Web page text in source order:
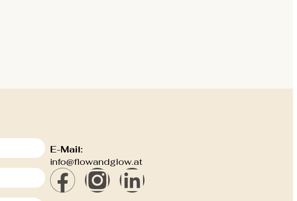
E-Mail:
info@flowandglow.at